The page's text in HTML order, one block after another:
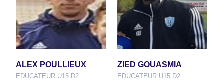
ALEX POULLIEUX
EDUCATEUR U15 D2
ZIED GOUASMIA
EDUCATEUR U15 D2